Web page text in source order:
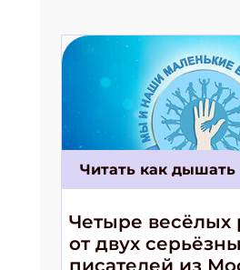
Читать как дышать
Четыре весёлых
от двух
писателей из